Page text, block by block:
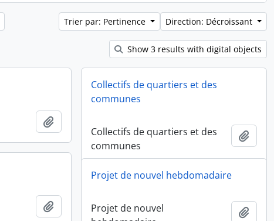
Trier par: Pertinence Direction: Décroissant
Show 3 results with digital objects
Ajouter au presse-papier
Collectifs de quartiers et des
communes
Collectifs de quartiers et des
communes
Ajouter au presse-papier
Projet de nouvel hebdomadaire
Projet de nouvel